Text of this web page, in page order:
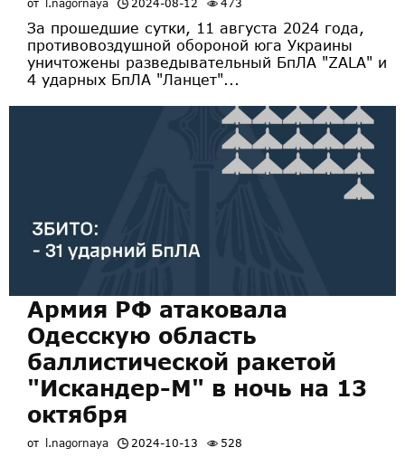
от l.nagornaya 2024-08-12 473
За прошедшие сутки, 11 августа 2024 года,
противовоздушной обороной юга Украины
уничтожены разведывательный БпЛА "ZALA" и
4 ударных БпЛА "Ланцет"...
Армия РФ атаковала
Одесскую область
баллистической ракетой
"Искандер-М" в ночь на 13
октября
от l.nagornaya 2024-10-13 528